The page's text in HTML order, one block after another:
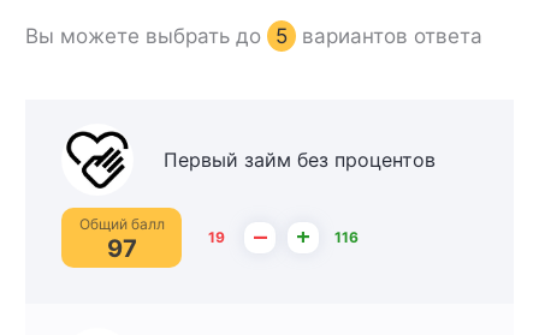
Вы можете выбрать до 5 вариантов ответа
Первый займ без процентов
Общий балл
97 19 – + 116